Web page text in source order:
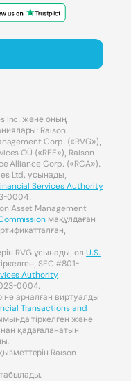
Inc. және оның
Raison
Corp. («RVG»),
OÜ («REE»), Raison
Alliance Corp. («RCA»).
Ltd. ұсынады,
Services Authority
0004.
Asset Management
мақұлдаған
RVG ұсынады, олU.S.
SEC #801-
Authority
0004.
арналған виртуалды
Transactions and
тіркелген және
қадағаланатын
Raison